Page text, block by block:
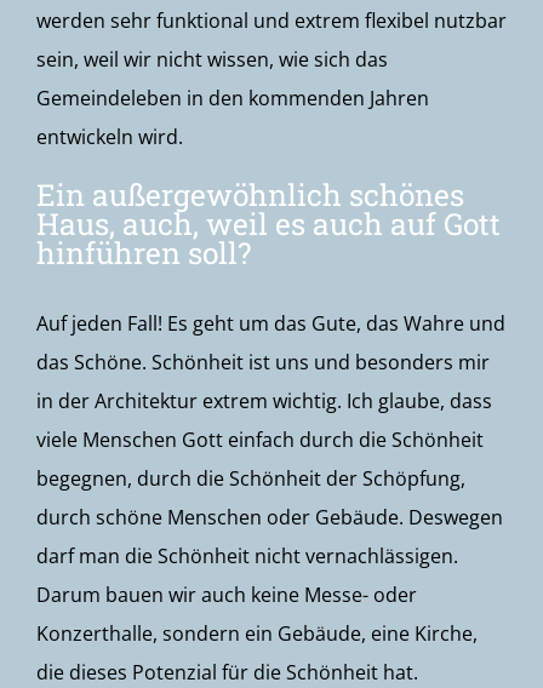
werden sehr funktional und extrem flexibel nutzbar
sein, weil wir nicht wissen, wie sich das
Gemeindeleben in den kommenden Jahren
entwickeln wird.
Ein außergewöhnlich schönes
Haus, auch, weil es auch auf Gott
hinführen soll?
Auf jeden Fall! Es geht um das Gute, das Wahre und
das Schöne. Schönheit ist uns und besonders mir
in der Architektur extrem wichtig. Ich glaube, dass
viele Menschen Gott einfach durch die Schönheit
begegnen, durch die Schönheit der Schöpfung,
durch schöne Menschen oder Gebäude. Deswegen
darf man die Schönheit nicht vernachlässigen.
Darum bauen wir auch keine Messe- oder
Konzerthalle, sondern ein Gebäude, eine Kirche,
die dieses Potenzial für die Schönheit hat.